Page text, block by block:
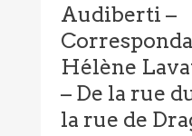
Audiberti –
Hélène
– De la rue
la rue de